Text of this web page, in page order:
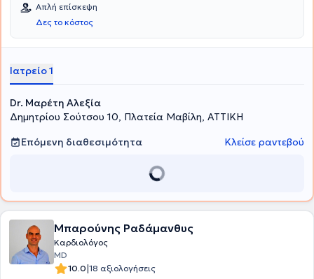
Απλή επίσκεψη
Δες το κόστος
Ιατρείο 1
Dr. Μαρέτη Αλεξία
Δημητρίου Σούτσου 10, Πλατεία Μαβίλη, ΑΤΤΙΚΗ
Επόμενη διαθεσιμότητα
Κλείσε ραντεβού
Μπαρούνης Ραδάμανθυς
Καρδιολόγος
MD
10.0|18 αξιολογήσεις